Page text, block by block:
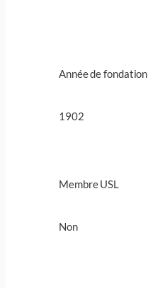
Année de fondation
1902
Membre USL
Non